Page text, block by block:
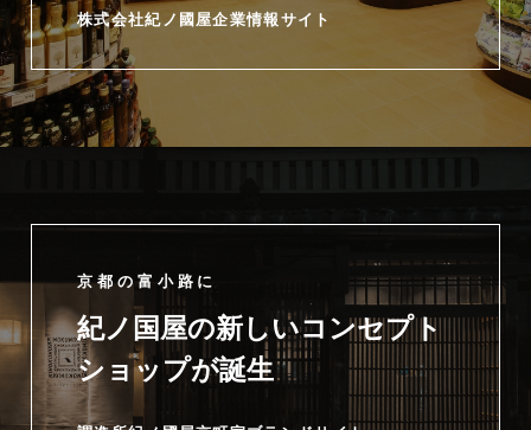
株式会社紀ノ國屋企業情報サイト
京都の富小路に
紀ノ国屋の新しいコンセプト
ショップが誕生